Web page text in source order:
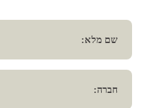
שם מלא:
חברה: